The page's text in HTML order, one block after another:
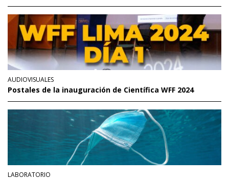
AUDIOVISUALES
Postales de la inauguración de Científica WFF 2024
LABORATORIO